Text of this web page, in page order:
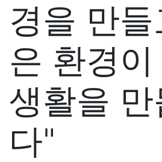
경을 만들
은 환경
생활을 만
다"